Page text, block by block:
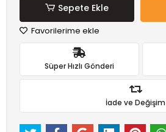
Sepete Ekle
Favorilerime ekle
Süper Hızlı Gönderi
İade ve Değişim